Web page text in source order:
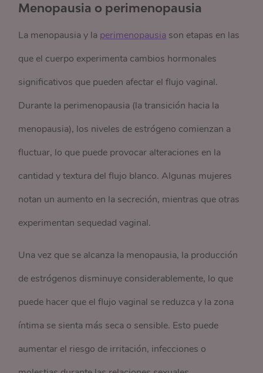
Menopausia o perimenopausia
La menopausia y la perimenopausia son etapas en las
que el cuerpo experimenta cambios hormonales
significativos que pueden afectar el flujo vaginal.
Durante la perimenopausia (la transición hacia la
menopausia), los niveles de estrógeno comienzan a
fluctuar, lo que puede provocar alteraciones en la
cantidad y textura del flujo blanco. Algunas mujeres
notan un aumento en la secreción, mientras que otras
experimentan sequedad vaginal.
Una vez que se alcanza la menopausia, la producción
de estrógenos disminuye considerablemente, lo que
puede hacer que el flujo vaginal se reduzca y la zona
íntima se sienta más seca o sensible. Esto puede
aumentar el riesgo de irritación, infecciones o